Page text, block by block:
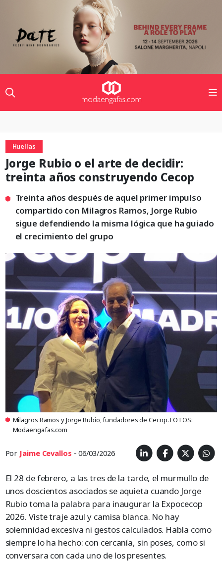
Huellas
Jorge Rubio o el arte de decidir:
treinta años construyendo Cecop
Treinta años después de aquel primer impulso
compartido con Milagros Ramos, Jorge Rubio
sigue defendiendo la misma lógica que ha guiado
el crecimiento del grupo
Milagros Ramos y Jorge Rubio, fundadores de Cecop. FOTOS:
Modaengafas.com
Por Jaime Cevallos - 06/03/2026
El 28 de febrero, a las tres de la tarde, el murmullo de
unos doscientos asociados se aquieta cuando Jorge
Rubio toma la palabra para inaugurar la Expocecop
2026. Viste traje azul y camisa blanca. No hay
solemnidad excesiva ni gestos calculados. Habla como
siempre lo ha hecho: con cercanía, sin poses, como si
conversara con cada uno de los presentes.